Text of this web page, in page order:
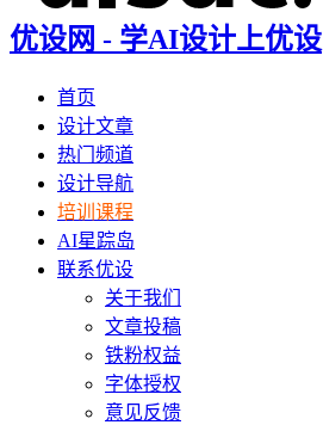
优设网 - 学AI设计上优设
首页
设计文章
热门频道
设计导航
培训课程
AI星踪岛
联系优设
关于我们
文章投稿
铁粉权益
字体授权
意见反馈